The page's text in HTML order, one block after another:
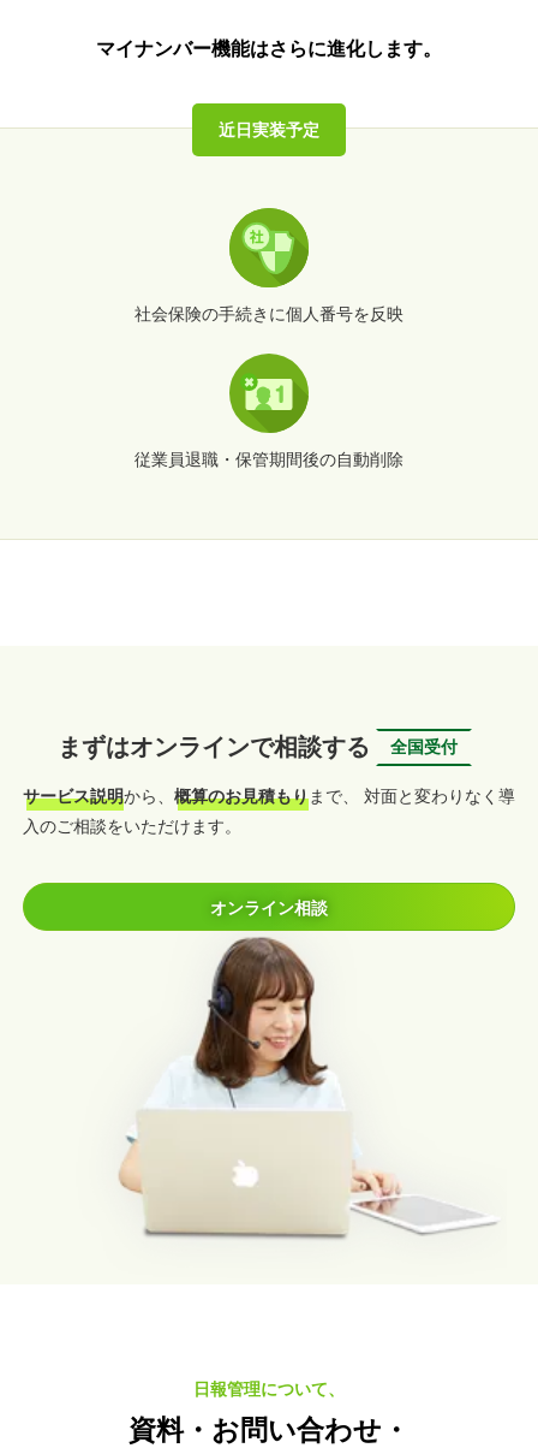
マイナンバー機能はさらに進化します。
近日実装予定
社会保険の手続きに個人番号を反映
従業員退職・保管期間後の自動削除
まずはオンラインで相談する 全国受付
サービス説明から、 概算のお見積もりまで、 対面と変わりなく導
入のご相談をいただけます。
オンライン相談
日報管理について、
資料・お問い合わせ・